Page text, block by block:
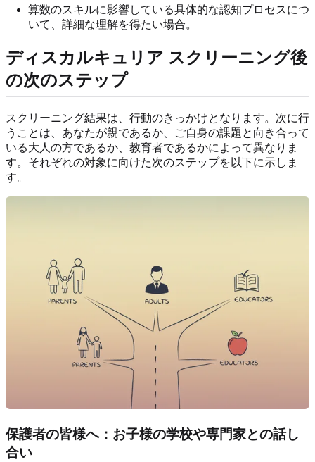
算数のスキルに影響している具体的な認知プロセスにつ
いて、詳細な理解を得たい場合。
ディスカルキュリア スクリーニング後
の次のステップ
スクリーニング結果は、行動のきっかけとなります。次に行
うことは、あなたが親であるか、ご自身の課題と向き合って
いる大人の方であるか、教育者であるかによって異なりま
す。それぞれの対象に向けた次のステップを以下に示しま
す。
保護者の皆様へ：お子様の学校や専門家との話し
合い